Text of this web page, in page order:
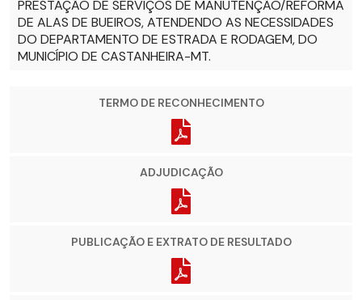
PRESTAÇÃO DE SERVIÇOS DE MANUTENÇÃO/REFORMA
DE ALAS DE BUEIROS, ATENDENDO AS NECESSIDADES
DO DEPARTAMENTO DE ESTRADA E RODAGEM, DO
MUNICÍPIO DE CASTANHEIRA-MT.
TERMO DE RECONHECIMENTO
ADJUDICAÇÃO
PUBLICAÇÃO E EXTRATO DE RESULTADO